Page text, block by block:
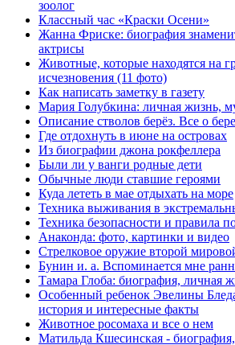
зоолог
Классный час «Краски Осени»
Жанна Фриске: биография
актрисы
Животные, которые находятся на
исчезновения (11 фото)
Как написать заметку в газету
Мария Голубкина: личная жизнь,
Описание стволов берёз. Все о
Где отдохнуть в июне на островах
Из биографии джона рокфеллера
Были ли у ванги родные дети
Обычные люди ставшие героями
Куда лететь в мае отдыхать на море
Техника выживания в
Техника безопасности и правила
Анаконда: фото, картинки и видео
Стрелковое оружие второй
Бунин и. а. Вспоминается мне
Тамара Глоба: биография, личная
Особенный ребенок Эвелины
история и интересные факты
Животное росомаха и все о нем
Матильда Кшесинская -